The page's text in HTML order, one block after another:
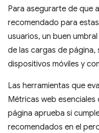
Para asegurarte de que
recomendado para
usuarios, un buen
de las cargas de
dispositivos móviles y
Las herramientas que
Métricas web
página aprueba si
recomendados en el